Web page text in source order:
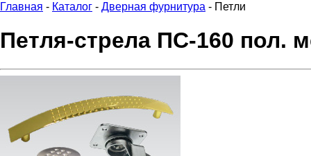
Главная - Каталог - Дверная фурнитура - Петли
Петля-стрела ПС-160 пол.